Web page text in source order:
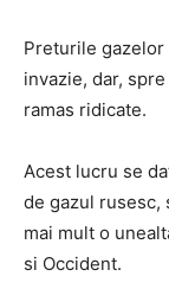
Preturile gazelor
invazie, dar,
ramas ridicate.
Acest lucru se
de gazul rusesc,
mai mult o
si Occident.